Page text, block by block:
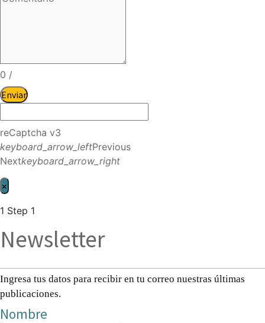
0 /
Enviar
reCaptcha v3
keyboard_arrow_leftPrevious
Nextkeyboard_arrow_right
×
1 Step 1
Newsletter
Ingresa tus datos para recibir en tu correo nuestras últimas
publicaciones.
Nombre